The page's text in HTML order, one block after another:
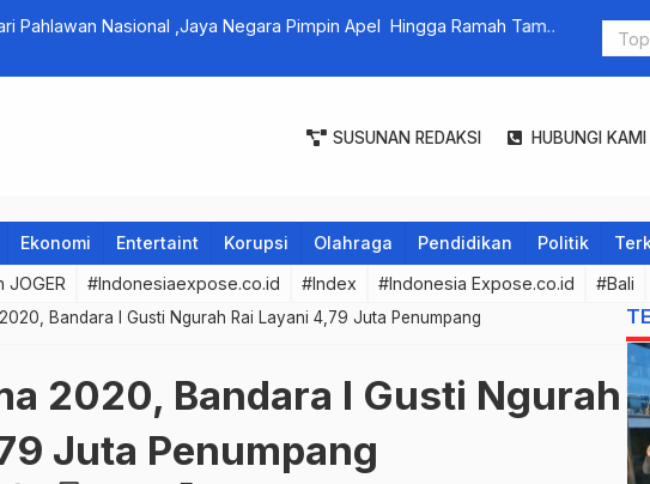
Pahlawan Nasional ,Jaya Negara Pimpin Apel Hingga Ramah Tamah
Alm. Prof.
SUSUNAN REDAKSI HUBUNGI KAMI
Ekonomi Entertaint Korupsi Olahraga Pendidikan Politik
JOGER #Indonesiaexpose.co.id #Index #Indonesia Expose.co.id #Bali
Bandara I Gusti Ngurah Rai Layani 4,79 Juta Penumpang
2020, Bandara I Gusti Ngurah
Juta Penumpang